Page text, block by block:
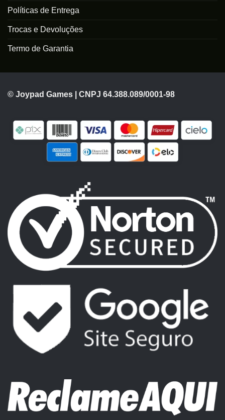
Políticas de Entrega
Trocas e Devoluções
Termo de Garantia
© Joypad Games | CNPJ 64.388.089/0001-98